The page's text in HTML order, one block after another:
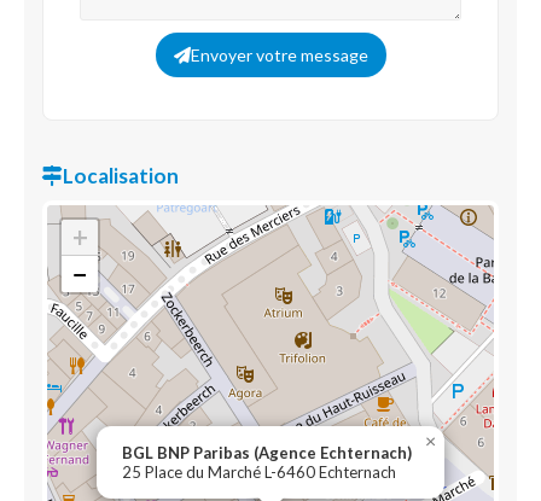
Envoyer votre message
Localisation
BGL BNP Paribas (Agence Echternach)
25 Place du Marché L-6460 Echternach
×
+
−